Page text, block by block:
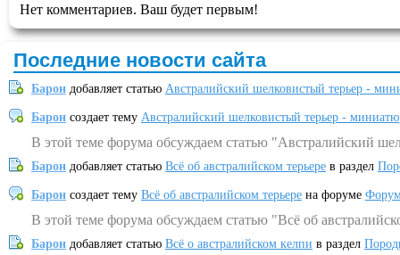
Нет комментариев. Ваш будет первым!
Последние новости сайта
Барон добавляет статью Австралийский шелковистый терьер -
Барон создает тему Австралийский шелковистый терьер -
В этой теме форума обсуждаем статью "Австралийский
Барон добавляет статью Всё об австралийском терьере в раздел
Барон создает тему Всё об австралийском терьере на форуме
В этой теме форума обсуждаем статью "Всё об
Барон добавляет статью Всё о австралийском келпи в раздел